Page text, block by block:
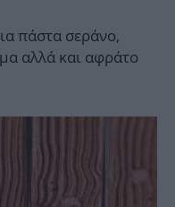
πάστα σεράνο,
αλλά και αφράτο